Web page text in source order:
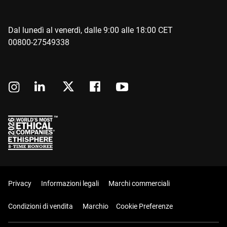
Dal lunedì al venerdì, dalle 9:00 alle 18:00 CET
00800-27549338
Privacy Informazioni legali Marchi commerciali
Condizioni di vendita Marchio Cookie Preferenze